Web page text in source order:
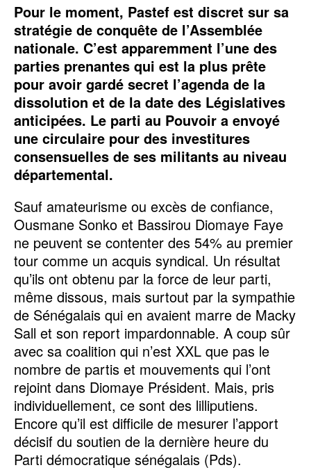
Pour le moment, Pastef est discret sur sa
stratégie de conquête de l’Assemblée
nationale. C’est apparemment l’une des
parties prenantes qui est la plus prête
pour avoir gardé secret l’agenda de la
dissolution et de la date des Législatives
anticipées. Le parti au Pouvoir a envoyé
une circulaire pour des investitures
consensuelles de ses militants au niveau
départemental.
Sauf amateurisme ou excès de confiance,
Ousmane Sonko et Bassirou Diomaye Faye
ne peuvent se contenter des 54% au premier
tour comme un acquis syndical. Un résultat
qu’ils ont obtenu par la force de leur parti,
même dissous, mais surtout par la sympathie
de Sénégalais qui en avaient marre de Macky
Sall et son report impardonnable. A coup sûr
avec sa coalition qui n’est XXL que pas le
nombre de partis et mouvements qui l’ont
rejoint dans Diomaye Président. Mais, pris
individuellement, ce sont des lilliputiens.
Encore qu’il est difficile de mesurer l’apport
décisif du soutien de la dernière heure du
Parti démocratique sénégalais (Pds).